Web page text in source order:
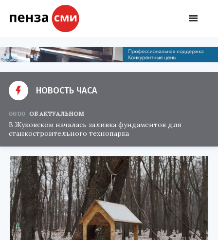
НОВОСТЬ ЧАСА
06:00 ОБ АКТУАЛЬНОМ
В Жуковском началась заливка фундаментов для
станкостроительного технопарка